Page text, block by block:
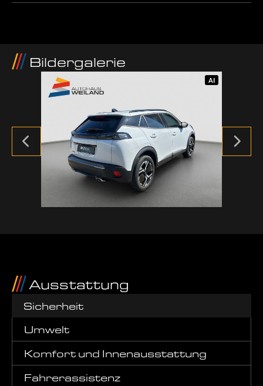
Bildergalerie
AI
Ausstattung
Sicherheit
Umwelt
Komfort und Innenausstattung
Fahrerassistenz